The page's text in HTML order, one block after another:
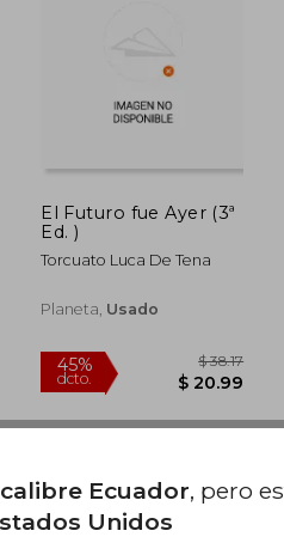
dcto.
El Futuro fue Ayer (3ª
Ed. )
Torcuato Luca De Tena
Planeta, Usado
Ecuador, pero
Unidos